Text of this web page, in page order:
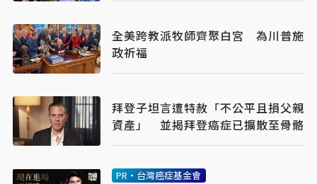
全美跨教派牧師齊聚白宮 為川普施
政祈福
拜登子坦言遭特赦「不公平且損父親
資產」 並揭拜登癌症已擴散至骨骼
PR・台灣癌症基金會